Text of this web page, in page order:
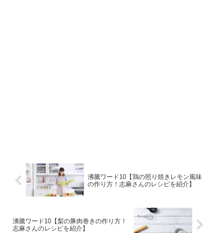
沸騰ワード10【鶏の照り焼きレモン風味
の作り方！志麻さんのレシピを紹介】
沸騰ワード10【梨の豚肉巻きの作り方！
志麻さんのレシピを紹介】